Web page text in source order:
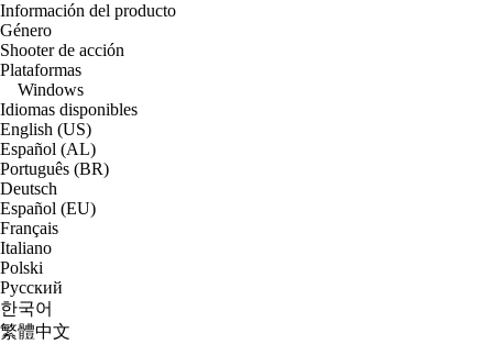
Información del producto
Género
Shooter de acción
Plataformas
Windows
Idiomas disponibles
English (US)
Español (AL)
Português (BR)
Deutsch
Español (EU)
Français
Italiano
Polski
Русский
한국어
繁體中文